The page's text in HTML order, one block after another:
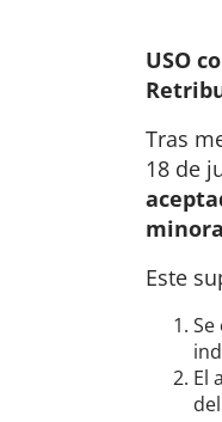
USO
Tras
18 de
Este
El